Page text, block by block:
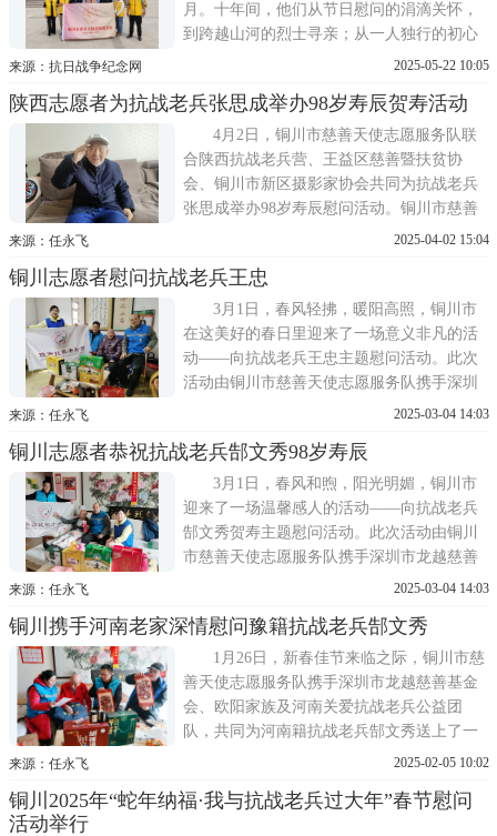
月。十年间，他们从节日慰问的涓滴关怀，
到跨越山河的烈士寻亲；从一人独行的初心
火种，到八十余人的守望队伍，这群志愿者
历史的温度传递给未来。英魂终入故土：一
场跨越75年的团圆2024年5月18日，宝鸡市扶
眉战役烈士陵园的
来源：抗日战争纪念网 2025-05-22 10:05
陕西志愿者为抗战老兵张思成举办98岁寿辰贺寿活动
4月2日，铜川市慈善天使志愿服务队联
合陕西抗战老兵营、王益区慈善暨扶贫协
会、铜川市新区摄影家协会共同为抗战老兵
张思成举办98岁寿辰慰问活动。铜川市慈善
天使志愿服务队队长任永飞、秘书长王凤
及铜川市新区摄影家协会秘书长李培琦等志
愿者参与慰问。活动现场，铜川市慈善天使
志愿服务队秘书长王凤兰和王
来源：任永飞 2025-04-02 15:04
铜川志愿者慰问抗战老兵王忠
3月1日，春风轻拂，暖阳高照，铜川市
在这美好的春日里迎来了一场意义非凡的活
动——向抗战老兵王忠主题慰问活动。此次
活动由铜川市慈善天使志愿服务队携手深圳
市龙越慈善基金会、陕西抗战老兵营共同举
出杰出贡献的98岁抗战老兵王忠表达最崇高
的敬意和最深切的关怀。上午10点，铜川市
慈善天使志愿服务队队长
来源：任永飞 2025-03-04 14:03
铜川志愿者恭祝抗战老兵郜文秀98岁寿辰
3月1日，春风和煦，阳光明媚，铜川市
迎来了一场温馨感人的活动——向抗战老兵
郜文秀贺寿主题慰问活动。此次活动由铜川
市慈善天使志愿服务队携手深圳市龙越慈善
基金会、陕西抗战老兵营共同举办，旨在向
表达崇高的敬意和深切的关怀。上午11点，
铜川市慈善天使志愿服务队队长任永飞带领
志愿者王小英、任西平等
来源：任永飞 2025-03-04 14:03
铜川携手河南老家深情慰问豫籍抗战老兵郜文秀
1月26日，新春佳节来临之际，铜川市慈
善天使志愿服务队携手深圳市龙越慈善基金
会、欧阳家族及河南关爱抗战老兵公益团
队，共同为河南籍抗战老兵郜文秀送上了一
份特别的节日礼物和深情的关怀。当日中
琦、任西平等志愿者组成的慰问队伍带着满
来源：任永飞 2025-02-05 10:02
铜川2025年“蛇年纳福·我与抗战老兵过大年”春节慰问
活动举行